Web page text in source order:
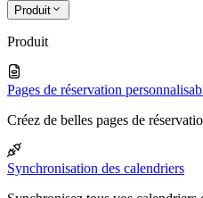
Produit
Produit
Pages de réservation
Créez de belles pages de
Synchronisation des calendriers